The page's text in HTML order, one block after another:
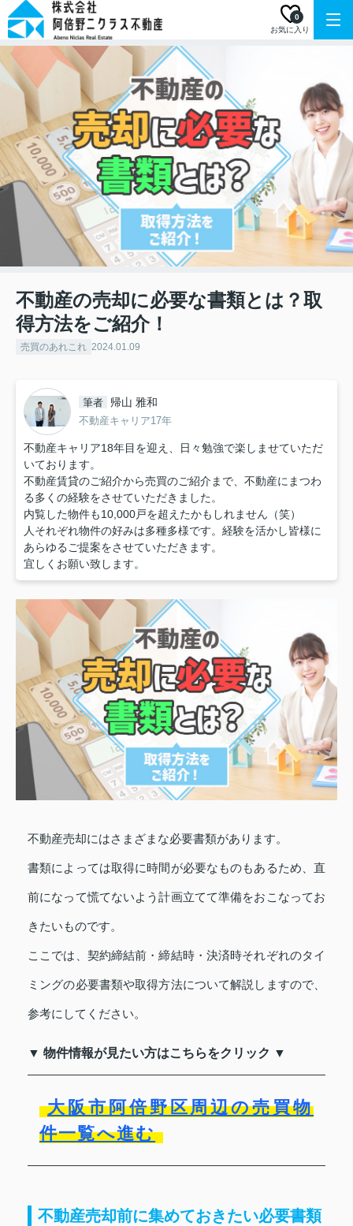
お気に入り
0
不動産の売却に必要な書類とは？取
得方法をご紹介！
売買のあれこれ 2024.01.09
筆者 帰山 雅和
不動産キャリア17年
不動産キャリア18年目を迎え、日々勉強で楽しませていただ
いております。
不動産賃貸のご紹介から売買のご紹介まで、不動産にまつわ
る多くの経験をさせていただきました。
内覧した物件も10,000戸を超えたかもしれません（笑）
人それぞれ物件の好みは多種多様です。経験を活かし皆様に
あらゆるご提案をさせていただきます。
宜しくお願い致します。
不動産売却にはさまざまな必要書類があります。
書類によっては取得に時間が必要なものもあるため、直
前になって慌てないよう計画立てて準備をおこなってお
きたいものです。
ここでは、契約締結前・締結時・決済時それぞれのタイ
ミングの必要書類や取得方法について解説しますので、
参考にしてください。
▼ 物件情報が見たい方はこちらをクリック ▼
大阪市阿倍野区周辺の売買物
件一覧へ進む
不動産売却前に集めておきたい必要書類